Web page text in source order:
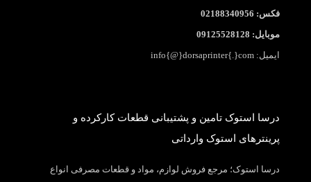
فکس: 02188340956
موبایل: 09125528128
ایمیل: info{@}dorsaprinter{.}com
درسا استوک تامین و پشتیبانی قطعات کارکرده و
پرینترهای استوک وارداتی
درسا استوک؛ مرجع فروش لوازم، مواد و قطعات مصرفی انواع